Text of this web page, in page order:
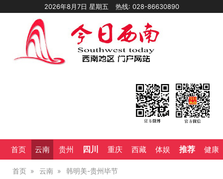
2026年8月7日 星期五 热线: 028-86630890
首页 云南 贵州 四川 重庆 西藏 体娱 推荐 健康
首页 云南 韩明美-贵州毕节